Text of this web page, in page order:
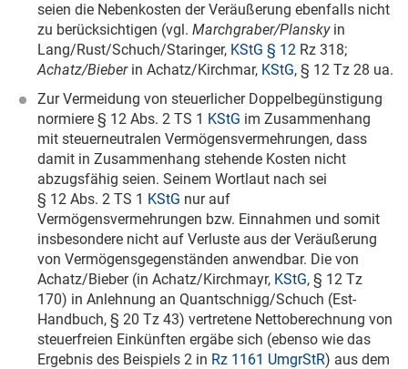
seien die Nebenkosten der Veräußerung ebenfalls nicht
zu berücksichtigen (vgl. Marchgraber/Plansky in
Lang/Rust/Schuch/Staringer, KStG § 12 Rz 318;
Achatz/Bieberin Achatz/Kirchmar, KStG, § 12 Tz 28 ua.
Zur Vermeidung von steuerlicher Doppelbegünstigung
normiere § 12 Abs. 2 TS 1 KStG im Zusammenhang
mit steuerneutralen Vermögensvermehrungen, dass
damit in Zusammenhang stehende Kosten nicht
abzugsfähig seien. Seinem Wortlaut nach sei
§ 12 Abs. 2 TS 1 KStG nur auf
Vermögensvermehrungen bzw. Einnahmen und somit
insbesondere nicht auf Verluste aus der Veräußerung
von Vermögensgegenständen anwendbar. Die von
Achatz/Bieber (in Achatz/Kirchmayr, KStG, § 12 Tz
170) in Anlehnung an Quantschnigg/Schuch (Est-
Handbuch, § 20 Tz 43) vertretene Nettoberechnung von
steuerfreien Einkünften ergäbe sich (ebenso wie das
Ergebnis des Beispiels 2 in Rz 1161 UmgrStR) aus dem